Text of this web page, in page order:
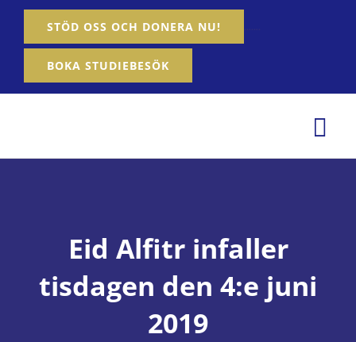
Fortsätt
innehållet
STÖD OSS OCH DONERA NU!
BOKA STUDIEBESÖK
Våra tjänster
Aktiviteter
Eid Alfitr infaller
tisdagen den 4:e juni
2019